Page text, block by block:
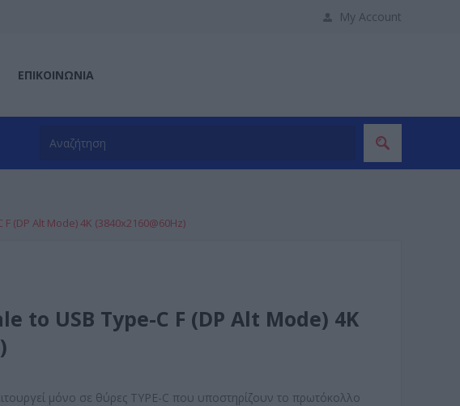
My Account
ΕΠΙΚΟΙΝΩΝΊΑ
(DP Alt Mode) 4K (3840x2160@60Hz)
to USB Type-C F (DP Alt Mode) 4K
μόνο σε θύρες TYPE-C που υποστηρίζουν το πρωτόκολλο